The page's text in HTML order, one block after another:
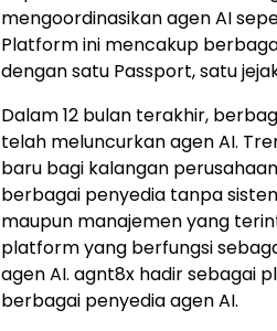
mengoordinasikan agen AI
Platform ini mencakup
dengan satu Passport, satu
Dalam 12 bulan terakhir,
telah meluncurkan agen AI.
baru bagi kalangan
berbagai penyedia tanpa
maupun manajemen yang
platform yang berfungsi
agen AI. agnt8x hadir sebagai
berbagai penyedia agen AI.